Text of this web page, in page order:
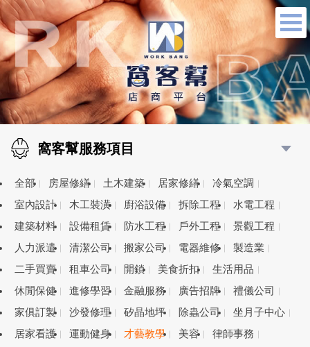
窩客幫服務項目
全部 房屋修繕 土木建築 居家修繕
冷氣空調
室內設計
木工裝潢 廚浴設備 拆除工程
水電工程
建築材料
設備租賃 防水工程 戶外工程
景觀工程
人力派遣
清潔公司 搬家公司 電器維修
製造業
二手買賣
租車公司 開鎖 美食折扣
生活用品
休閒保健
進修學習 金融服務 廣告招牌
禮儀公司
家俱訂製
沙發修理 矽晶地坪 除蟲公司
坐月子中心
居家看護
運動健身 才藝教學 美容
律師事務